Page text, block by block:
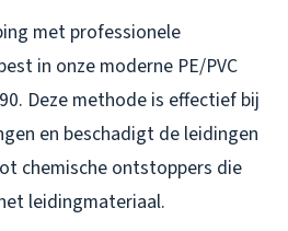
met professionele
in onze moderne PE/PVC
Deze methode is effectief bij
en beschadigt de leidingen
chemische ontstoppers die
leidingmateriaal.